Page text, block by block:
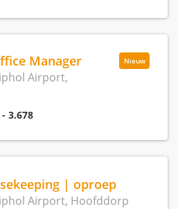
Nieuw
Manager
Airport,
3.678
| oproep
Airport, Hoofddorp